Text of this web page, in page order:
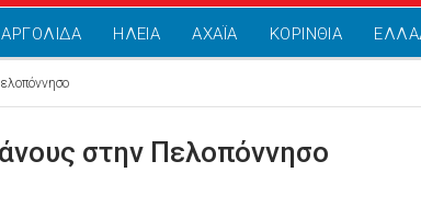
ΑΡΓΟΛΙΔΑ ΗΛΕΙΑ ΑΧΑΪΑ ΚΟΡΙΝΘΙΑ
στην Πελοπόννησο